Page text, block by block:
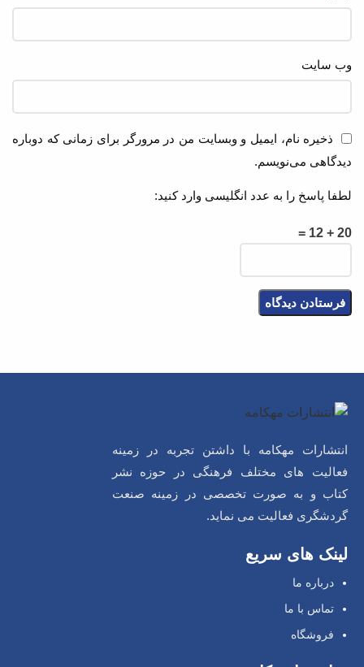
وب‌ سایت
ذخیره نام، ایمیل و وبسایت من در مرورگر برای زمانی که دوباره
دیدگاهی می‌نویسم.
لطفا پاسخ را به عدد انگلیسی وارد کنید:
20 + 12 =
انتشارات مهکامه با داشتن تجربه در زمینه
فعالیت های مختلف فرهنگی در حوزه نشر
کتاب و به صورت تخصصی در زمینه صنعت
گردشگری فعالیت می نماید.
لینک های سریع
درباره ما
تماس با ما
فروشگاه